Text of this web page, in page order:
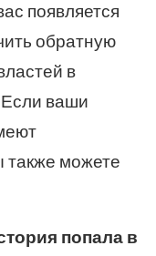
появляется
обратную
в
ваши
также можете
попала в